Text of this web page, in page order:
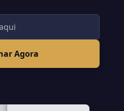
Agora